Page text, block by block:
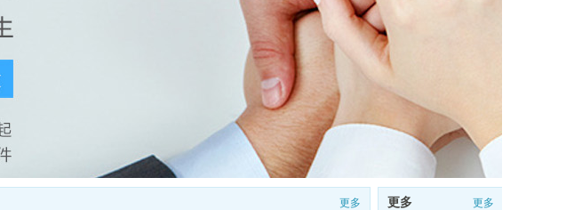
更多 更多 更多